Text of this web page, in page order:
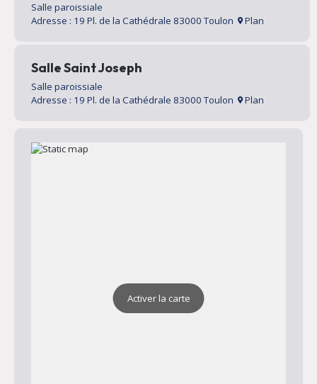
Salle paroissiale
Adresse : 19 Pl. de la Cathédrale 83000 Toulon
Plan
Salle Saint Joseph
Salle paroissiale
Adresse : 19 Pl. de la Cathédrale 83000 Toulon
Plan
Activer la carte